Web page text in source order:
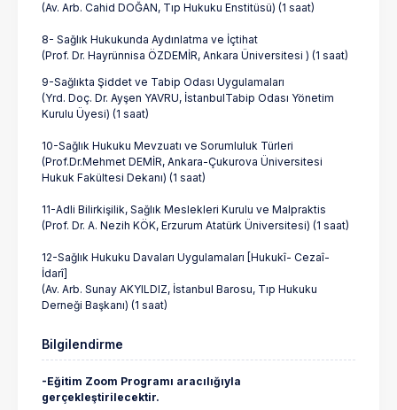
(Av. Arb. Cahid DOĞAN, Tıp Hukuku Enstitüsü) (1 saat)
8- Sağlık Hukukunda Aydınlatma ve İçtihat
(Prof. Dr. Hayrünnisa ÖZDEMİR, Ankara Üniversitesi ) (1 saat)
9-Sağlıkta Şiddet ve Tabip Odası Uygulamaları
(Yrd. Doç. Dr. Ayşen YAVRU, İstanbulTabip Odası Yönetim
Kurulu Üyesi) (1 saat)
10-Sağlık Hukuku Mevzuatı ve Sorumluluk Türleri
(Prof.Dr.Mehmet DEMİR, Ankara-Çukurova Üniversitesi
Hukuk Fakültesi Dekanı) (1 saat)
11-Adli Bilirkişilik, Sağlık Meslekleri Kurulu ve Malpraktis
(Prof. Dr. A. Nezih KÖK, Erzurum Atatürk Üniversitesi) (1 saat)
12-Sağlık Hukuku Davaları Uygulamaları [Hukukî- Cezaî-
İdarî]
(Av. Arb. Sunay AKYILDIZ, İstanbul Barosu, Tıp Hukuku
Derneği Başkanı) (1 saat)
Bilgilendirme
-Eğitim Zoom Programı aracılığıyla
gerçekleştirilecektir.